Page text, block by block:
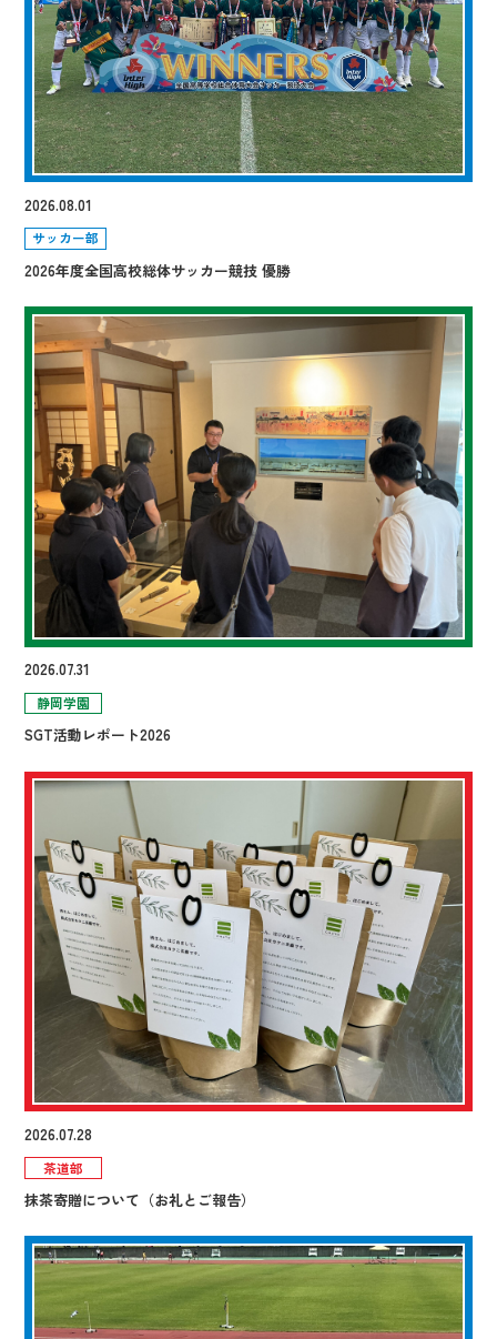
2026.08.01
サッカー部
2026年度全国高校総体サッカー競技 優勝
2026.07.31
静岡学園
SGT活動レポート2026
2026.07.28
茶道部
抹茶寄贈について（お礼とご報告）